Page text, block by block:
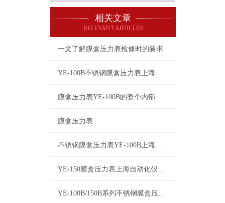
相关文章
RELEVANT ARTICLES
一文了解膜盒压力表检修时的要求
YE-100B不锈钢膜盒压力表上海自动化仪表四厂白云牌技术参数指标
膜盒压力表YE-100B的整个内部结构其实非常的简单
膜盒压力表
不锈钢膜盒压力表YE-100B上海自动化仪表四厂
YE-150膜盒压力表上海自动化仪表四厂白云牌技术参数指标
YE-100B/150B系列不锈钢膜盒压力表选型样册